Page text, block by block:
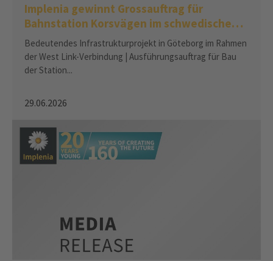
Implenia gewinnt Grossauftrag für
Bahnstation Korsvägen im schwedischen
Göteborg
Bedeutendes Infrastrukturprojekt in Göteborg im Rahmen
der West Link-Verbindung | Ausführungsauftrag für Bau
der Station...
29.06.2026